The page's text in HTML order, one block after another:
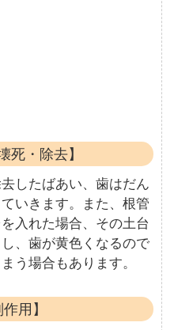
死・除去】
したばあい、歯はだん
いきます。また、根管
入れた場合、その土台
、歯が黄色くなるので
う場合もあります。
用】